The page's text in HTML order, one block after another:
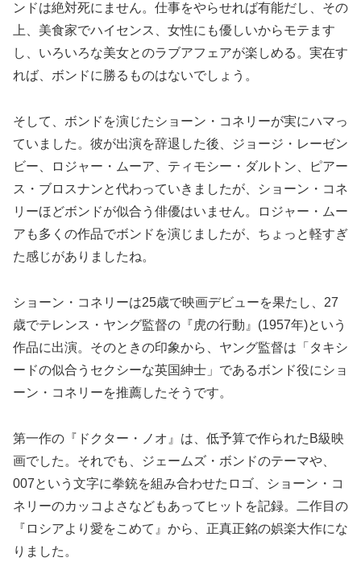
ンドは絶対死にません。仕事をやらせれば有能だし、その
上、美食家でハイセンス、女性にも優しいからモテます
し、いろいろな美女とのラブアフェアが楽しめる。実在す
れば、ボンドに勝るものはないでしょう。
そして、ボンドを演じたショーン・コネリーが実にハマっ
ていました。彼が出演を辞退した後、ジョージ・レーゼン
ビー、ロジャー・ムーア、ティモシー・ダルトン、ピアー
ス・ブロスナンと代わっていきましたが、ショーン・コネ
リーほどボンドが似合う俳優はいません。ロジャー・ムー
アも多くの作品でボンドを演じましたが、ちょっと軽すぎ
た感じがありましたね。
ショーン・コネリーは25歳で映画デビューを果たし、27
歳でテレンス・ヤング監督の『虎の行動』(1957年)という
作品に出演。そのときの印象から、ヤング監督は「タキシ
ードの似合うセクシーな英国紳士」であるボンド役にショ
ーン・コネリーを推薦したそうです。
第一作の『ドクター・ノオ』は、低予算で作られたB級映
画でした。それでも、ジェームズ・ボンドのテーマや、
007という文字に拳銃を組み合わせたロゴ、ショーン・コ
ネリーのカッコよさなどもあってヒットを記録。二作目の
『ロシアより愛をこめて』から、正真正銘の娯楽大作にな
りました。